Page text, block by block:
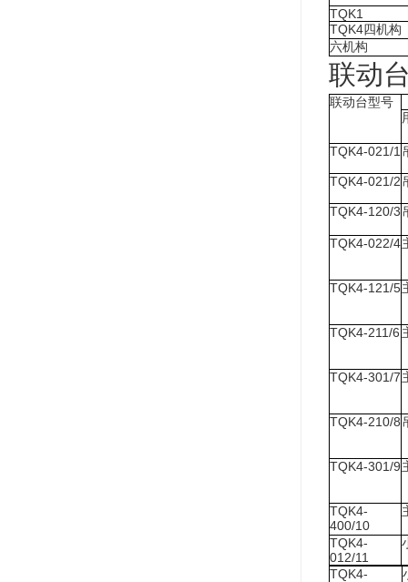
TQK1
TQK4四机构
六机构
联动
联动台型号
TQK4-021/1
TQK4-021/2
TQK4-120/3
TQK4-022/4
TQK4-121/5
TQK4-211/6
TQK4-301/7
TQK4-210/8
TQK4-301/9
TQK4-
400/10
TQK4-
012/11
TQK4-